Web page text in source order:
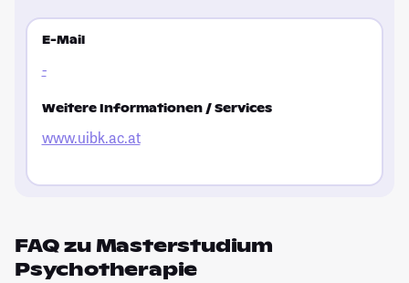
E-Mail
-
Weitere Informationen / Services
www.uibk.ac.at
FAQ zu Masterstudium
Psychotherapie